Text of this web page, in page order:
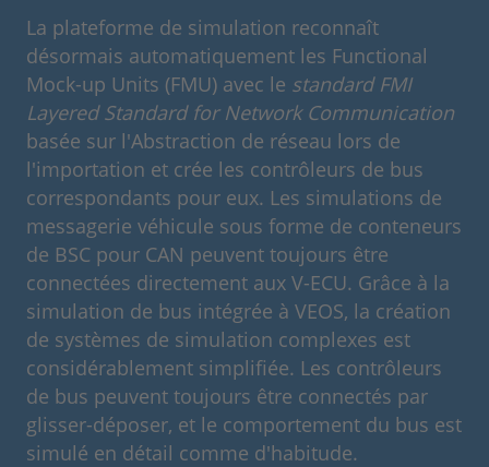
La plateforme de simulation reconnaît
désormais automatiquement les Functional
Mock-up Units (FMU) avec le standard FMI
Layered Standard for Network Communication
basée sur l'Abstraction de réseau lors de
l'importation et crée les contrôleurs de bus
correspondants pour eux. Les simulations de
messagerie véhicule sous forme de conteneurs
de BSC pour CAN peuvent toujours être
connectées directement aux V-ECU. Grâce à la
simulation de bus intégrée à VEOS, la création
de systèmes de simulation complexes est
considérablement simplifiée. Les contrôleurs
de bus peuvent toujours être connectés par
glisser-déposer, et le comportement du bus est
simulé en détail comme d'habitude.